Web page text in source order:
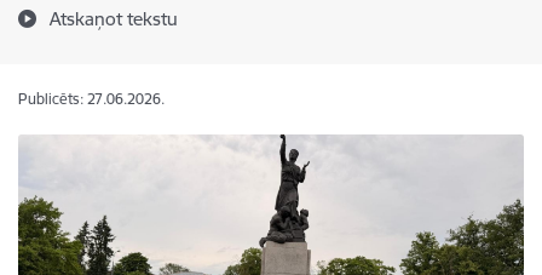
Atskaņot tekstu
Publicēts: 27.06.2026.